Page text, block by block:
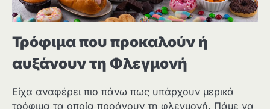
Τρόφιμα που προκαλούν ή
αυξάνουν τη Φλεγμονή
Είχα αναφέρει πιο πάνω πως υπάρχουν μερικά
τρόφιμα τα οποία προάγουν τη φλεγμονή. Πάμε να